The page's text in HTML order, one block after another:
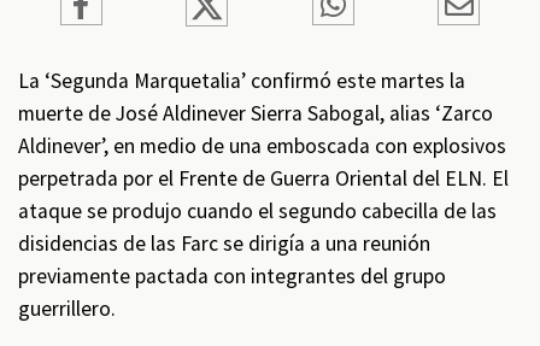
La ‘Segunda Marquetalia’ confirmó este martes la
muerte de José Aldinever Sierra Sabogal, alias ‘Zarco
Aldinever’, en medio de una emboscada con explosivos
perpetrada por el Frente de Guerra Oriental del ELN. El
ataque se produjo cuando el segundo cabecilla de las
disidencias de las Farc se dirigía a una reunión
previamente pactada con integrantes del grupo
guerrillero.